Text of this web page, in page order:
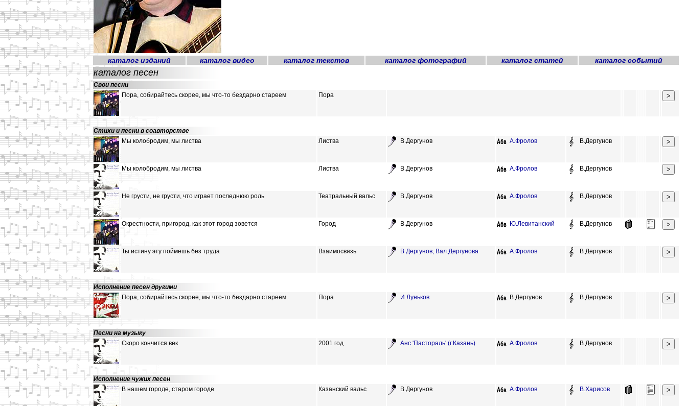
каталог изданий каталог видео каталог текстов каталог фотографий каталог статей каталог событий
каталог песен
Свои песни
Пора, собирайтесь скорее, мы что-то бездарно стареем
Пора
Стихи и песни в соавторстве
Мы колобродим, мы листва
Листва В.Дергунов А.Фролов В.Дергунов
Мы колобродим, мы листва Листва В.Дергунов А.Фролов В.Дергунов
Не грусти, не грусти, что играет последнюю роль Театральный вальс В.Дергунов А.Фролов В.Дергунов
Окрестности, пригород, как этот город зовется Город В.Дергунов Ю.Левитанский В.Дергунов
Ты истину эту поймешь без труда Взаимосвязь В.Дергунов, Вал.Дергунова А.Фролов В.Дергунов
Исполнение песен другими
Пора, собирайтесь скорее, мы что-то бездарно стареем
Пора И.Луньков В.Дергунов В.Дергунов
Песни на музыку
Скоро кончится век
2001 год Анс.'Пастораль' (г.Казань) А.Фролов В.Дергунов
Исполнение чужих песен
В нашем городе, старом городе
Казанский вальс В.Дергунов А.Фролов В.Харисов